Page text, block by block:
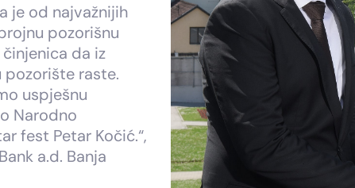
je od najvažnijih
pozorišnu
da iz
raste.
uspješnu
Narodno
fest Petar Kočić.“,
a.d. Banja